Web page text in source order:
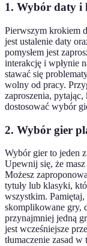
1. Wybór daty i
Pierwszym krokiem
jest ustalenie daty
pomysłem jest
interakcję i wpłynie
stawać się
wolny od pracy.
zaproszenia,
dostosować wybór
2. Wybór gier
Wybór gier to jeden
Upewnij się, że
Możesz
tytuły lub klasyki,
wszystkim.
skomplikowane gry,
przynajmniej jedną
jest wcześniejsze
tłumaczenie zasad